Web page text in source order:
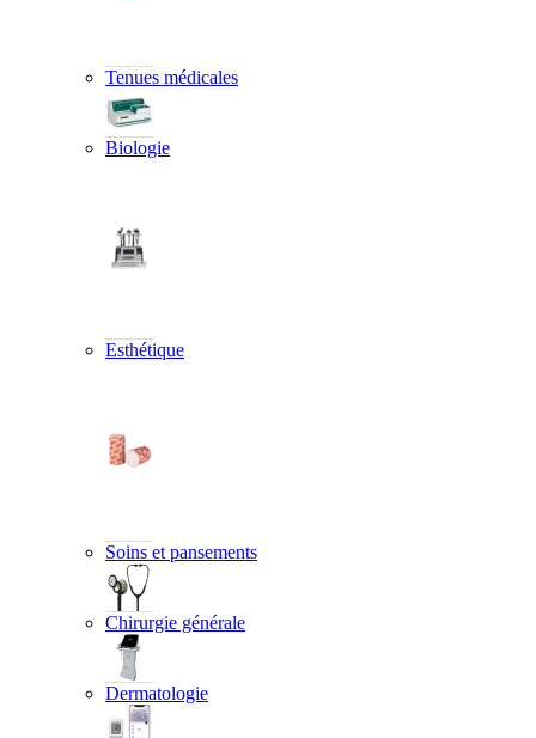
Tenues médicales
Biologie
Esthétique
Soins et pansements
Chirurgie générale
Dermatologie